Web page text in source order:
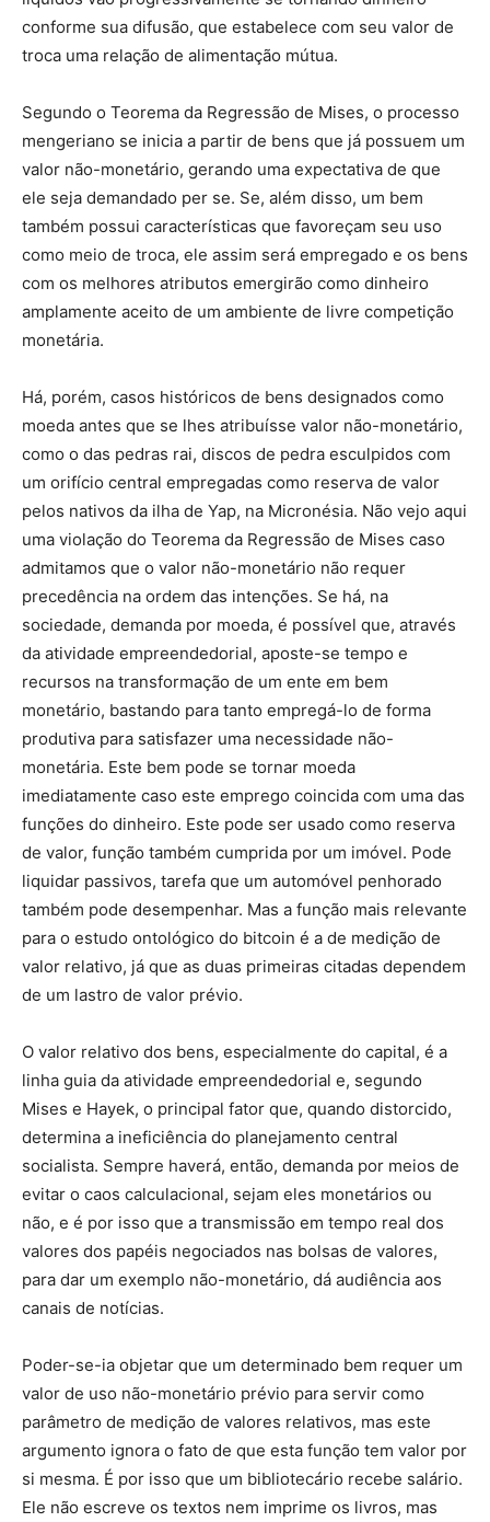
conforme sua difusão, que estabelece com seu valor de
troca uma relação de alimentação mútua.
Segundo o Teorema da Regressão de Mises, o processo
mengeriano se inicia a partir de bens que já possuem um
valor não-monetário, gerando uma expectativa de que
ele seja demandado per se. Se, além disso, um bem
também possui características que favoreçam seu uso
como meio de troca, ele assim será empregado e os bens
com os melhores atributos emergirão como dinheiro
amplamente aceito de um ambiente de livre competição
monetária.
Há, porém, casos históricos de bens designados como
moeda antes que se lhes atribuísse valor não-monetário,
como o das pedras rai, discos de pedra esculpidos com
um orifício central empregadas como reserva de valor
pelos nativos da ilha de Yap, na Micronésia. Não vejo aqui
uma violação do Teorema da Regressão de Mises caso
admitamos que o valor não-monetário não requer
precedência na ordem das intenções. Se há, na
sociedade, demanda por moeda, é possível que, através
da atividade empreendedorial, aposte-se tempo e
recursos na transformação de um ente em bem
monetário, bastando para tanto empregá-lo de forma
produtiva para satisfazer uma necessidade não-
monetária. Este bem pode se tornar moeda
imediatamente caso este emprego coincida com uma das
funções do dinheiro. Este pode ser usado como reserva
de valor, função também cumprida por um imóvel. Pode
liquidar passivos, tarefa que um automóvel penhorado
também pode desempenhar. Mas a função mais relevante
para o estudo ontológico do bitcoin é a de medição de
valor relativo, já que as duas primeiras citadas dependem
de um lastro de valor prévio.
O valor relativo dos bens, especialmente do capital, é a
linha guia da atividade empreendedorial e, segundo
Mises e Hayek, o principal fator que, quando distorcido,
determina a ineficiência do planejamento central
socialista. Sempre haverá, então, demanda por meios de
evitar o caos calculacional, sejam eles monetários ou
não, e é por isso que a transmissão em tempo real dos
valores dos papéis negociados nas bolsas de valores,
para dar um exemplo não-monetário, dá audiência aos
canais de notícias.
Poder-se-ia objetar que um determinado bem requer um
valor de uso não-monetário prévio para servir como
parâmetro de medição de valores relativos, mas este
argumento ignora o fato de que esta função tem valor por
si mesma. É por isso que um bibliotecário recebe salário.
Ele não escreve os textos nem imprime os livros, mas